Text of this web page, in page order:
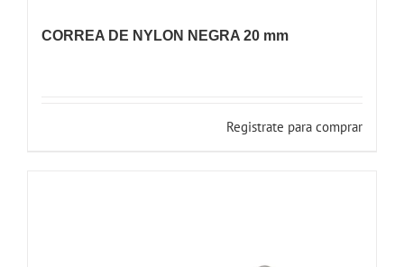
CORREA DE NYLON NEGRA 20 mm
Registrate para comprar